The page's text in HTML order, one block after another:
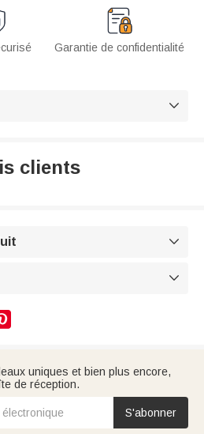
Garantie de confidentialité

clients


uniques et bien plus encore,
de réception.
S'abonner